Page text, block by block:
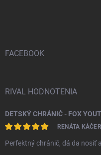
FACEBOOK
RIVAL HODNOTENIA
RENÁTA
Perfektný chránič, dá da nosiť